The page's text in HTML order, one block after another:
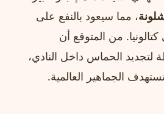
، مما سيعود بالنفع على
من المتوقع أن
لتجديد الحماس داخل النادي،
الجماهير العالمية.